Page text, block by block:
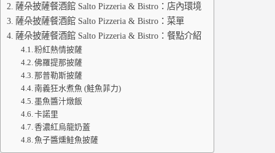
薩朵披薩餐酒館 Salto Pizzeria & Bistro：店內環境
薩朵披薩餐酒館 Salto Pizzeria & Bistro：菜單
薩朵披薩餐酒館 Salto Pizzeria & Bistro：餐點介紹
粉紅熱情披薩
佛羅提那披薩
那普勒斯披薩
南義狂水煮魚 (鮭魚菲力)
墨魚醬汁燉飯
卡諾里
香濃紅烏龍奶蓋
魚子醬燻鮭魚披薩